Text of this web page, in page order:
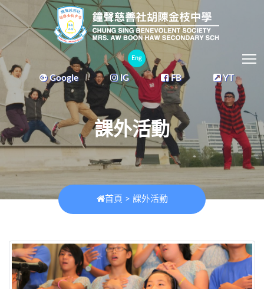
Eng
Google IG FB YT
課外活動
首頁 > 課外活動